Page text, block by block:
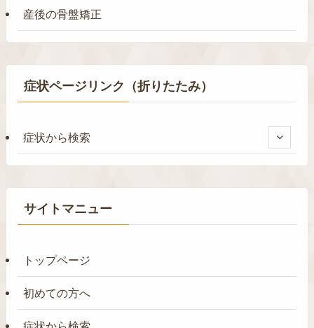
産後の骨盤矯正
症状ページリンク（折りたたみ）
症状から検索
サイトマニュー
トップページ
初めての方へ